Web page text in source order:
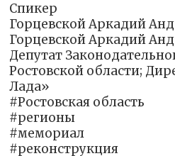
Спикер
Горцевской Аркадий
Горцевской Аркадий
Депутат
Ростовской области;
Лада»
#Ростовская область
#регионы
#мемориал
#реконструкция